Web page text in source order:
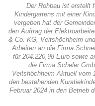
Der Rohbau ist erstellt
Kindergartens mit einer
vergeben hat der
den Auftrag der
& Co. KG, Veitshöchheim
Arbeiten an die Firma
für 204.220,98 Euro sowie
die Firma Scheler
Veitshöchheim Aktuell vom
den bestehenden
Februar 2024 in den Betrieb